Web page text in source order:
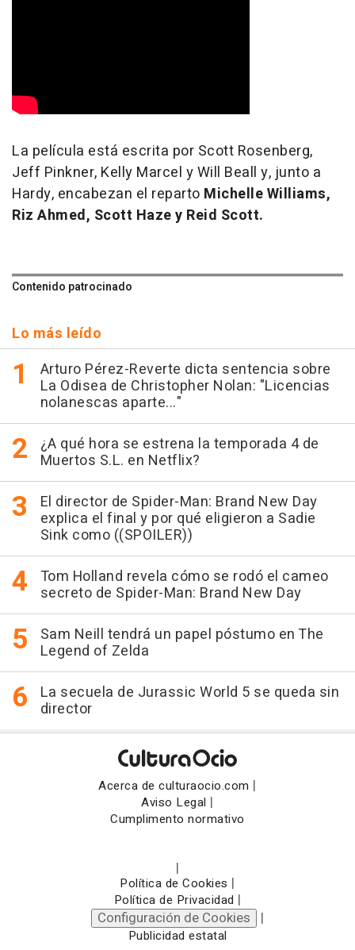
La película está escrita por Scott Rosenberg,
Jeff Pinkner, Kelly Marcel y Will Beall y, junto a
Hardy, encabezan el reparto Michelle Williams,
Riz Ahmed, Scott Haze y Reid Scott.
Contenido patrocinado
Lo más leído
Arturo Pérez-Reverte dicta sentencia sobre
La Odisea de Christopher Nolan: "Licencias
nolanescas aparte..."
¿A qué hora se estrena la temporada 4 de
Muertos S.L. en Netflix?
El director de Spider-Man: Brand New Day
explica el final y por qué eligieron a Sadie
Sink como ((SPOILER))
Tom Holland revela cómo se rodó el cameo
secreto de Spider-Man: Brand New Day
Sam Neill tendrá un papel póstumo en The
Legend of Zelda
La secuela de Jurassic World 5 se queda sin
director
Acerca de culturaocio.com |
Aviso Legal |
Cumplimento normativo
|
Política de Cookies |
Política de Privacidad |
Configuración de Cookies |
Publicidad estatal